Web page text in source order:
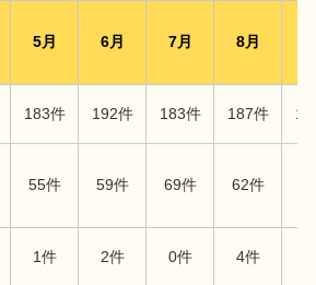
5月 6月 7月 8月
183件 192件 183件 187件
55件 59件 69件 62件
1件 2件 0件 4件